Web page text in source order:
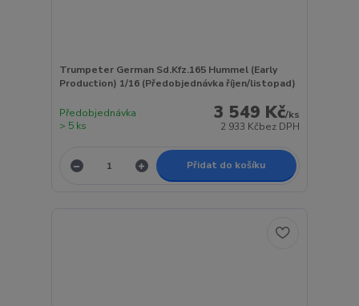
Trumpeter German Sd.Kfz.165 Hummel (Early
Production) 1/16 (Předobjednávka říjen/listopad)
3 549 Kč/ks
2 933 Kčbez DPH
Předobjednávka
> 5 ks
Přidat do košíku